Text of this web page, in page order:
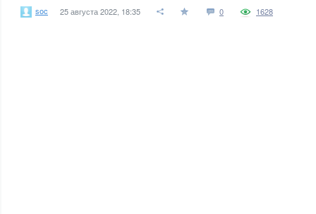
soc 25 августа 2022, 18:35 0 1628